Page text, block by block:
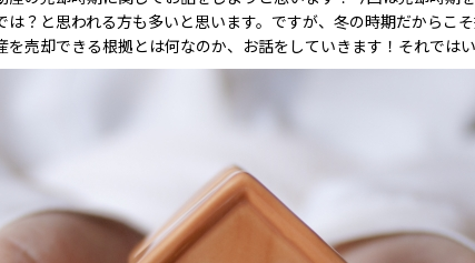
は？と思われる方も多いと思います。ですが、冬の時期だからこ
を売却できる根拠とは何なのか、お話をしていきます！それでは